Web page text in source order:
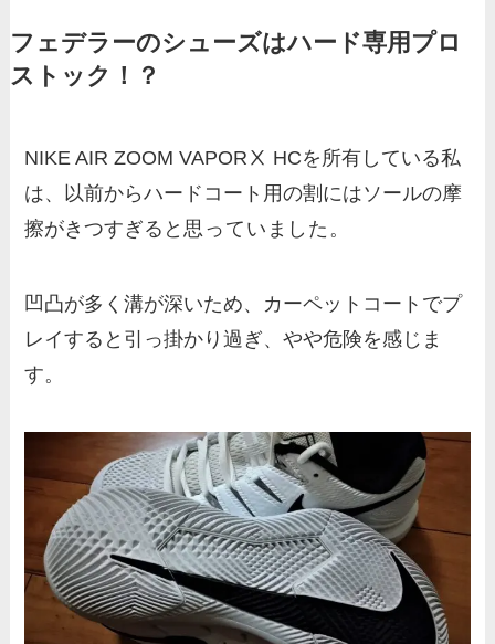
フェデラーのシューズはハード専用プロ
ストック！？
NIKE AIR ZOOM VAPORⅩ HCを所有している私
は、以前からハードコート用の割にはソールの摩
擦がきつすぎると思っていました。
凹凸が多く溝が深いため、カーペットコートでプ
レイすると引っ掛かり過ぎ、やや危険を感じま
す。